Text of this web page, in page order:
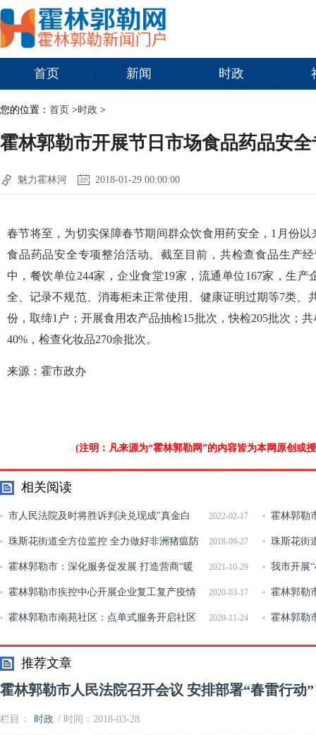
首页 新闻 时政
您的位置： 首页 >时政 >
霍林郭勒市开展节日市场食品药品安
魅力霍林河 2018-01-29 00:00:00
春节将至，为切实保障春节期间群众饮食用药安全，1月份
食品药品安全专项整治活动。截至目前，共检查食品生产
中，餐饮单位244家，企业食堂19家，流通单位167家，生
全、记录不规范、消毒柜未正常使用、健康证明过期等7类、
份，取缔1户；开展食用农产品抽检15批次，快检205批次；
40%，检查化妆品270余批次。
来源：霍市政办
(注明：凡来源为“霍林郭勒网”的内容皆为本网原创或
相关阅读
2022-02-17
市人民法院及时将胜诉判决兑现成"真金白
银"装进老百姓的口袋里
霍林郭勒
展
2018-09-27
珠斯花街道全方位监控 全力做好非洲猪瘟防
控工作
珠斯花街
2021-10-29
霍林郭勒市：深化服务促发展 打造营商“暖
环境”
我市开展
动
2020-03-17
霍林郭勒市疾控中心开展企业复工复产疫情
防控指导工作
霍林郭勒
开展流动摊
2020-11-24
霍林郭勒市南苑社区：点单式服务开启社区
服务新模式
霍林郭勒
工作
推荐文章
霍林郭勒市人民法院召开会议 安排部署“春雷行动”
栏目： 时政 / 时间：2018-03-28